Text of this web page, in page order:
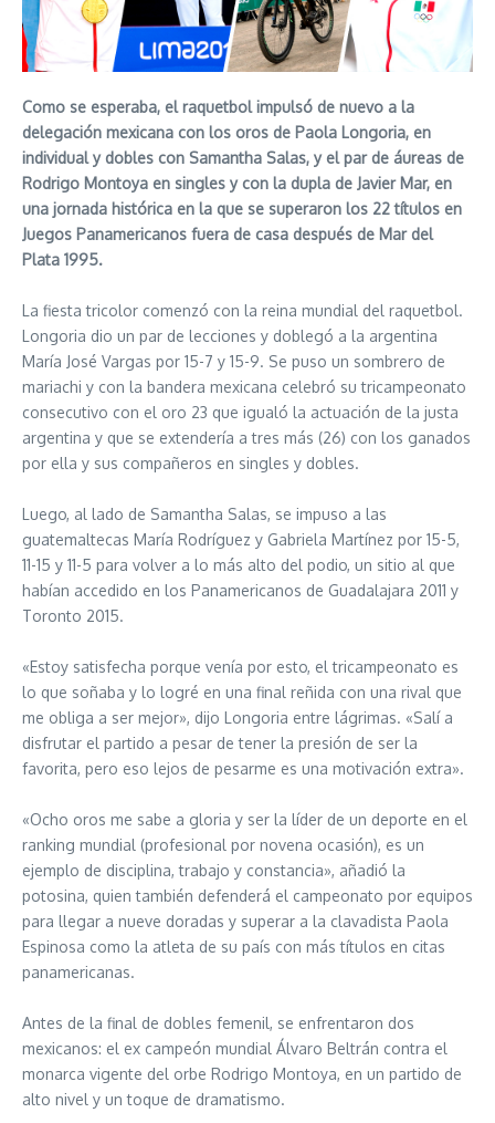
Como se esperaba, el raquetbol impulsó de nuevo a la
delegación mexicana con los oros de Paola Longoria, en
individual y dobles con Samantha Salas, y el par de áureas de
Rodrigo Montoya en singles y con la dupla de Javier Mar, en
una jornada histórica en la que se superaron los 22 títulos en
Juegos Panamericanos fuera de casa después de Mar del
Plata 1995.
La fiesta tricolor comenzó con la reina mundial del raquetbol.
Longoria dio un par de lecciones y doblegó a la argentina
María José Vargas por 15-7 y 15-9. Se puso un sombrero de
mariachi y con la bandera mexicana celebró su tricampeonato
consecutivo con el oro 23 que igualó la actuación de la justa
argentina y que se extendería a tres más (26) con los ganados
por ella y sus compañeros en singles y dobles.
Luego, al lado de Samantha Salas, se impuso a las
guatemaltecas María Rodríguez y Gabriela Martínez por 15-5,
11-15 y 11-5 para volver a lo más alto del podio, un sitio al que
habían accedido en los Panamericanos de Guadalajara 2011 y
Toronto 2015.
«Estoy satisfecha porque venía por esto, el tricampeonato es
lo que soñaba y lo logré en una final reñida con una rival que
me obliga a ser mejor», dijo Longoria entre lágrimas. «Salí a
disfrutar el partido a pesar de tener la presión de ser la
favorita, pero eso lejos de pesarme es una motivación extra».
«Ocho oros me sabe a gloria y ser la líder de un deporte en el
ranking mundial (profesional por novena ocasión), es un
ejemplo de disciplina, trabajo y constancia», añadió la
potosina, quien también defenderá el campeonato por equipos
para llegar a nueve doradas y superar a la clavadista Paola
Espinosa como la atleta de su país con más títulos en citas
panamericanas.
Antes de la final de dobles femenil, se enfrentaron dos
mexicanos: el ex campeón mundial Álvaro Beltrán contra el
monarca vigente del orbe Rodrigo Montoya, en un partido de
alto nivel y un toque de dramatismo.